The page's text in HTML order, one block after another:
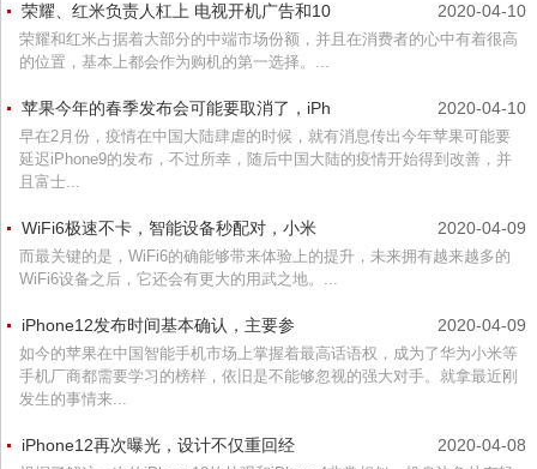
2020-04-10
荣耀、红米负责人杠上 电视开机广告和10
荣耀和红米占据着大部分的中端市场份额，并且在消费者的心中有着很高
的位置，基本上都会作为购机的第一选择。...
2020-04-10
苹果今年的春季发布会可能要取消了，iPh
早在2月份，疫情在中国大陆肆虐的时候，就有消息传出今年苹果可能要
延迟iPhone9的发布，不过所幸，随后中国大陆的疫情开始得到改善，并
且富士...
2020-04-09
WiFi6极速不卡，智能设备秒配对，小米
而最关键的是，WiFi6的确能够带来体验上的提升，未来拥有越来越多的
WiFi6设备之后，它还会有更大的用武之地。...
2020-04-09
iPhone12发布时间基本确认，主要参
如今的苹果在中国智能手机市场上掌握着最高话语权，成为了华为小米等
手机厂商都需要学习的榜样，依旧是不能够忽视的强大对手。就拿最近刚
发生的事情来...
2020-04-08
iPhone12再次曝光，设计不仅重回经